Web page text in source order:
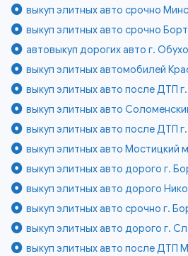
выкуп элитных авто срочно
выкуп элитных авто срочно
автовыкуп дорогих авто г.
выкуп элитных автомобилей
выкуп элитных авто после ДТП
выкуп элитных авто
выкуп элитных авто после ДТП
выкуп элитных авто Мостицкий
выкуп элитных авто дорого г.
выкуп элитных авто дорого
выкуп элитных авто срочно г.
выкуп элитных авто дорого г.
выкуп элитных авто после ДТП